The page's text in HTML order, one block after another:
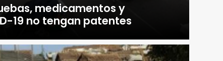
medicamentos y
19 no tengan patentes